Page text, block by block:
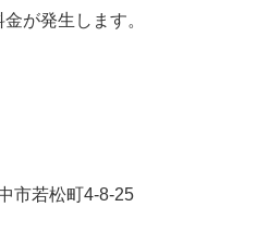
が発生します。
市若松町4-8-25